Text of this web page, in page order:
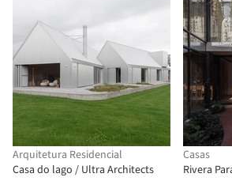
Arquitetura Residencial
Casa do lago / Ultra Architects
Casas
Rivera